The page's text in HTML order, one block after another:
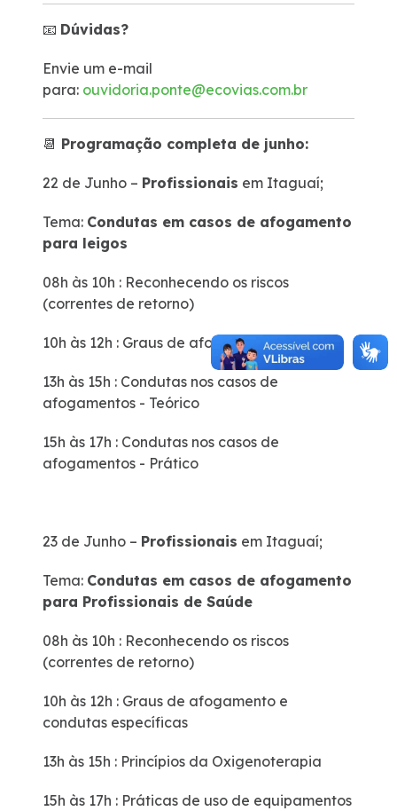
📧 Dúvidas?
Envie um e-mail
para: ouvidoria.ponte@ecovias.com.br
📆 Programação completa de junho:
22 de Junho – Profissionais em Itaguaí;
Tema: Condutas em casos de afogamento
para leigos
08h às 10h : Reconhecendo os riscos
(correntes de retorno)
10h às 12h : Graus de afogamento
13h às 15h : Condutas nos casos de
afogamentos - Teórico
15h às 17h : Condutas nos casos de
afogamentos - Prático
23 de Junho – Profissionais em Itaguaí;
Tema: Condutas em casos de afogamento
para Profissionais de Saúde
08h às 10h : Reconhecendo os riscos
(correntes de retorno)
10h às 12h : Graus de afogamento e
condutas específicas
13h às 15h : Princípios da Oxigenoterapia
15h às 17h : Práticas de uso de equipamentos